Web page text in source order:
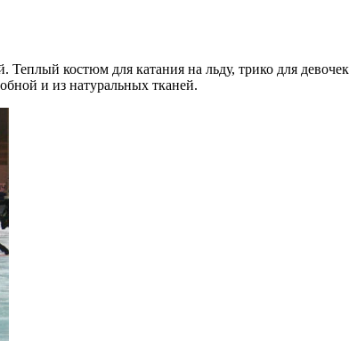
костюм для катания на льду, трико для
и из натуральных тканей.